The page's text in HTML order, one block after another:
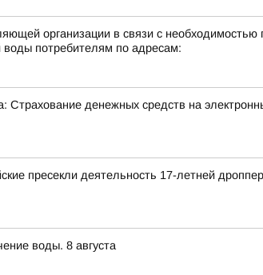
организации в связи с
воды потребителям по адресам:
Страхование денежных средств на
пресекли деятельность 17-летней
воды. 8 августа